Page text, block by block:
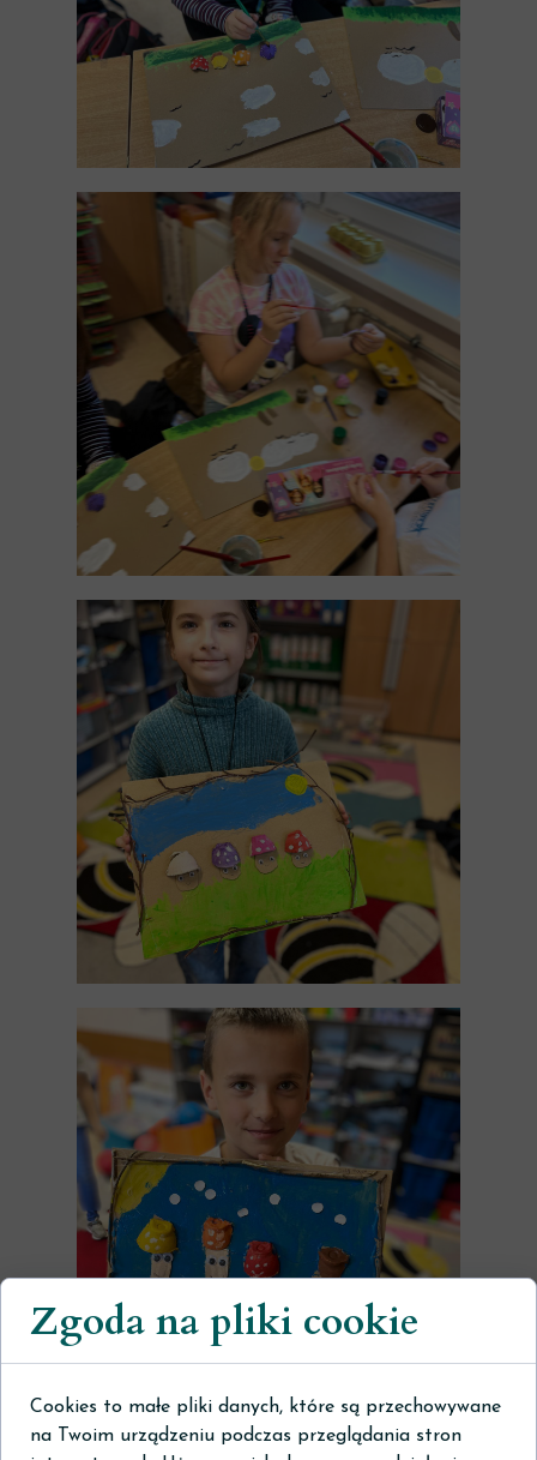
Zgoda na pliki cookie
Cookies to małe pliki danych, które są przechowywane
na Twoim urządzeniu podczas przeglądania stron